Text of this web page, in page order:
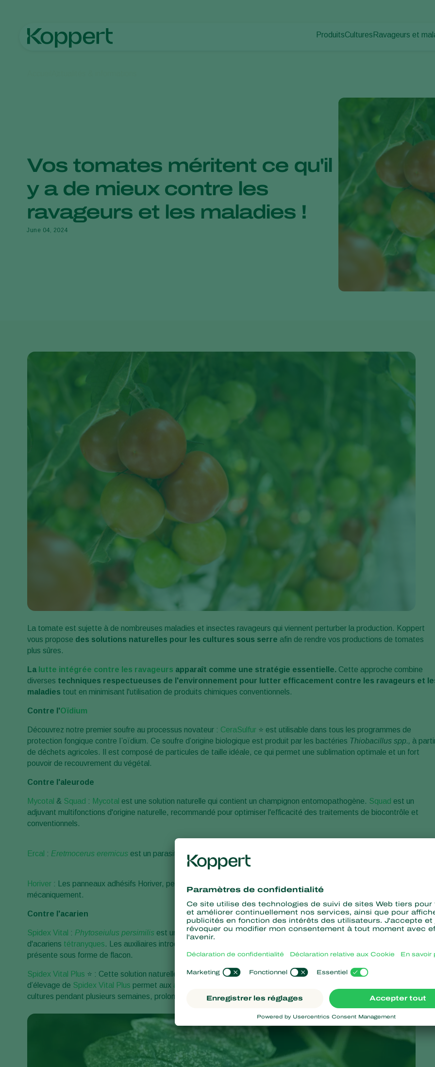
Produits
Application
Piégeage de détection
Cultures Ravageurs et
Vos tomates méritent ce qu'il
y a de mieux contre les
ravageurs et les maladies !
June 04, 2024
La tomate est sujette à de nombreuses maladies et insectes ravageurs qui viennent perturber la production. Koppert
vous propose des solutions naturelles pour les cultures sous serre afin de rendre vos productions de tomates
plus sûres.
La lutte intégrée contre les ravageurs apparaît comme une stratégie essentielle. Cette approche combine
diverses techniques respectueuses de l'environnement pour lutter efficacement contre les ravageurs et
maladies tout en minimisant l'utilisation de produits chimiques conventionnels.
Contre l'Oïdium
Découvrez notre premier soufre au processus novateur : CeraSulfur ⭐ est utilisable dans tous les programmes de
protection fongique contre I’oïdium. Ce soufre d’origine biologique est produit par les bactéries Thiobacillus spp., à
de déchets agricoles. Il est composé de particules de taille idéale, ce qui permet une sublimation optimale et un fort
pouvoir de recouvrement du végétal.
Contre l'aleurode
Mycotal & Squad : Mycotal est une solution naturelle qui contient un champignon entomopathogène. Squad est un
adjuvant multifonctions d'origine naturelle, recommandé pour optimiser l'efficacité des traitements de biocontrôle et
conventionnels.
Ercal : Eretmocerus eremicus est un parasitoïde efficace contre l'
Horiver : Les panneaux adhésifs Horiver, permettent de détecter les ravageurs à un stade précoce et de les combattre
mécaniquement.
Contre l'acarien
Spidex Vital : Phytoseiulus persimilis est un acarien prédateur spécialement recommandé pour détruire les foyers
d'acariens tétranyques. Les auxiliaires introduits passent du blanc au rouge après s'être nourris . Cette solution se
présente sous forme de flacon.
Spidex Vital Plus ⭐ : Cette solution naturelle est composée de l'acarien prédateurPhytoseiulus persimilis.
d’élevage de Spidex Vital Plus permet aux acariens prédateurs
cultures pendant plusieurs semaines, prolongeant ainsi l’efficacité. Cette solution se présente sous forme de sachet.